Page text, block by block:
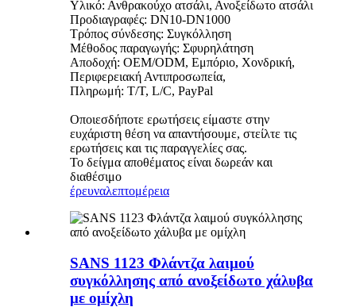
Υλικό: Ανθρακούχο ατσάλι, Ανοξείδωτο ατσάλι
Προδιαγραφές: DN10-DN1000
Τρόπος σύνδεσης: Συγκόλληση
Μέθοδος παραγωγής: Σφυρηλάτηση
Αποδοχή: OEM/ODM, Εμπόριο, Χονδρική,
Περιφερειακή Αντιπροσωπεία,
Πληρωμή: T/T, L/C, PayPal
Οποιεσδήποτε ερωτήσεις είμαστε στην
ευχάριστη θέση να απαντήσουμε, στείλτε τις
ερωτήσεις και τις παραγγελίες σας.
Το δείγμα αποθέματος είναι δωρεάν και
διαθέσιμο
έρευναλεπτομέρεια
SANS 1123 Φλάντζα λαιμού
συγκόλλησης από ανοξείδωτο χάλυβα
με ομίχλη